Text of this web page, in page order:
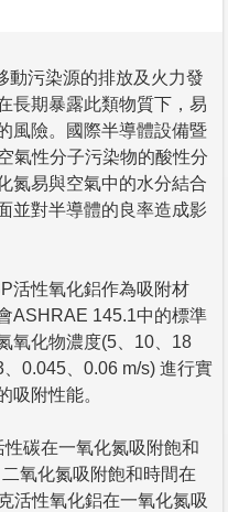
動污染源的排放及火力發
長期暴露此類物質下，易
風險。國際半導體設備暨
氣性分子污染物的酸性分
氮易與空氣中的水分結合
並對半導體的良率造成影
活性氧化鋁作為吸附材
ASHRAE 145.1中的標準
氧化物濃度(5、10、18
0.045、0.06 m/s) 進行實
吸附性能。
碳在一氧化氮吸附飽和
氧化氮吸附飽和時間在
活性氧化鋁在一氧化氮吸